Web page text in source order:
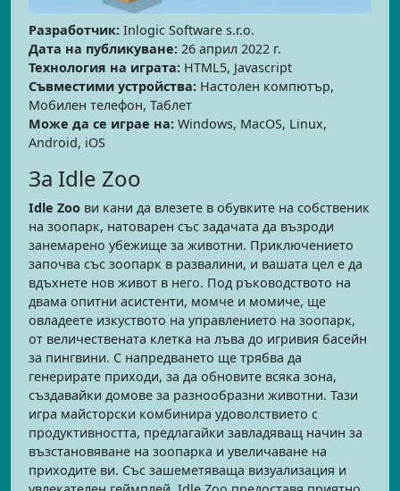
Разработчик: Inlogic Software s.r.o.
Дата на публикуване: 26 април 2022 г.
Технология на играта: HTML5, Javascript
Съвместими устройства: Настолен компютър,
Мобилен телефон, Таблет
Може да се играе на: Windows, MacOS, Linux,
Android, iOS
За Idle Zoo
Idle Zoo ви кани да влезете в обувките на собственик
на зоопарк, натоварен със задачата да възроди
занемарено убежище за животни. Приключението
започва със зоопарк в развалини, и вашата цел е да
вдъхнете нов живот в него. Под ръководството на
двама опитни асистенти, момче и момиче, ще
овладеете изкуството на управлението на зоопарк,
от величествената клетка на лъва до игривия басейн
за пингвини. С напредването ще трябва да
генерирате приходи, за да обновите всяка зона,
създавайки домове за разнообразни животни. Тази
игра майсторски комбинира удоволствието с
продуктивността, предлагайки завладяващ начин за
възстановяване на зоопарка и увеличаване на
приходите ви. Със зашеметяваща визуализация и